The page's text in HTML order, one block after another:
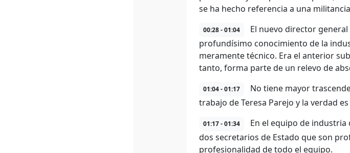
se ha hecho referencia a una
00:28 - 01:04
El nuevo director
profundísimo conocimiento de la
meramente técnico. Era el anterior
tanto, forma parte de un relevo de
01:04 - 01:17
No tiene mayor
trabajo de Teresa Parejo y la verdad
01:17 - 01:34
En el equipo de
dos secretarios de Estado que son
profesionalidad de todo el equipo.